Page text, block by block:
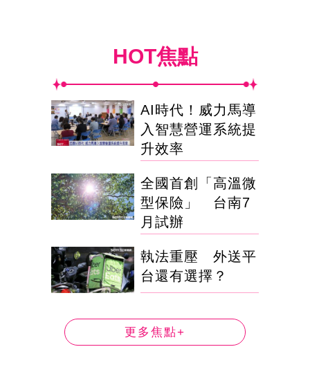
HOT焦點
AI時代！威力馬導
入智慧營運系統提
升效率
全國首創「高溫微
型保險」 台南7
月試辦
執法重壓 外送平
台還有選擇？
更多焦點+